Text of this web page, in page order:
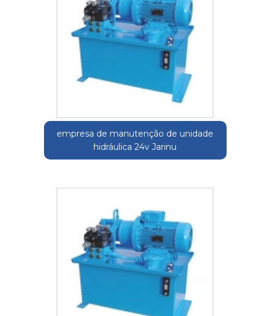
empresa de manutenção de unidade
hidráulica 24v Jarinu